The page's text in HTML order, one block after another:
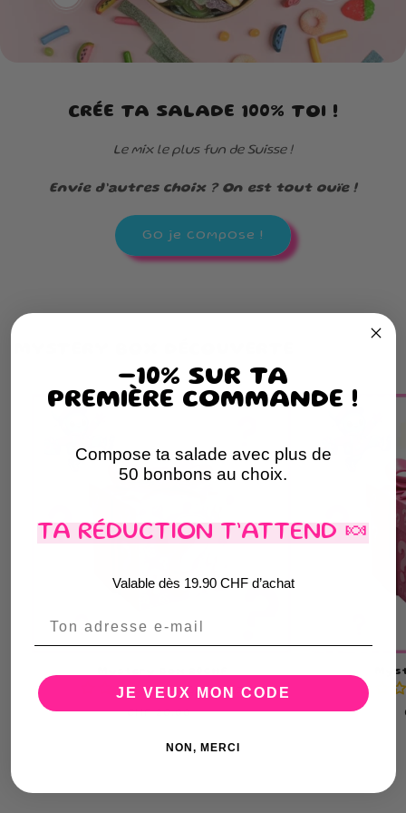
CRÉE TA SALADE 100% TOI !
Le mix le plus fun de Suisse !
Envie d’autres choix ? On est tout ouïe !
Go je compose !
Aucun avis
Prix
CHF 20.00
-10% SUR TA
PREMIÈRE COMMANDE !
Compose ta salade avec plus de
50 bonbons au choix.
TA RÉDUCTION T’ATTEND 🍬
Valable dès 19.90 CHF d’achat
JE VEUX MON CODE
NON, MERCI